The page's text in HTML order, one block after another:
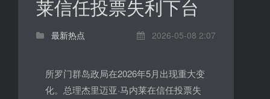
莱信任投票失利下台
最新热点 2026-05-08 2:07
所罗门群岛政局在2026年5月出现重大变
化。总理杰里迈亚·马内莱在信任投票失